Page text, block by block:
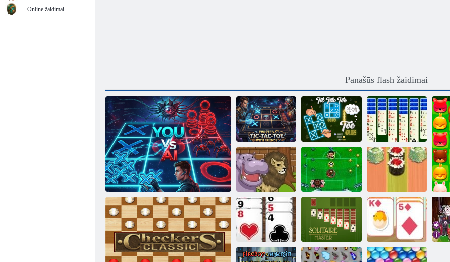
Panašūs flash žaidimai
Susukti Tic-Tac-
Toe su draugais
TicTacToe
klubas
„Solitaire Spider
2“
Pinball
zoologijos sode
Kojų Cinco Suši nardai
Online žaidimai